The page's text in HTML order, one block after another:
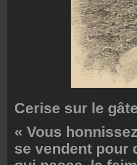
Cerise sur le
« Vous
se vendent pour